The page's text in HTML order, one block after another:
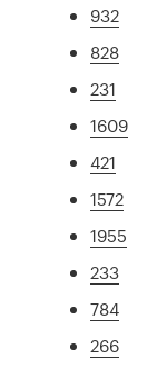
932
828
231
1609
421
1572
1955
233
784
266